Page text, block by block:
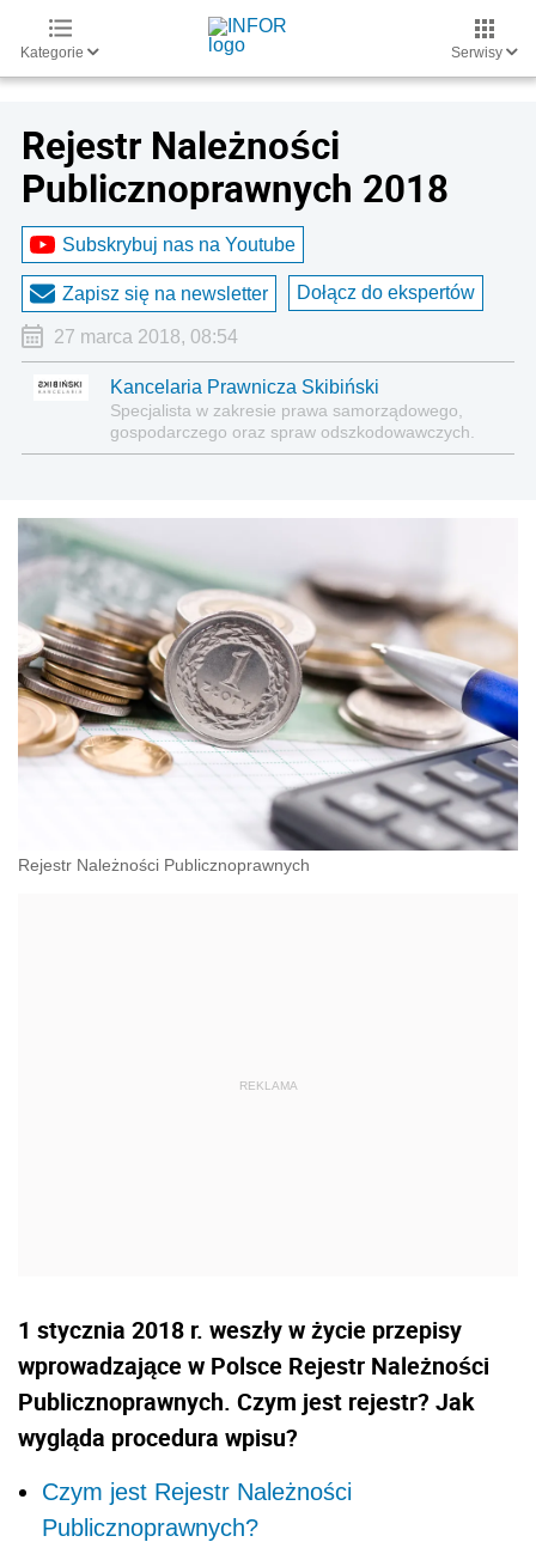
Kategorie Serwisy
Rejestr Należności
Publicznoprawnych 2018
Subskrybuj nas na Youtube
Zapisz się na newsletter Dołącz do ekspertów
27 marca 2018, 08:54
Kancelaria Prawnicza Skibiński
Specjalista w zakresie prawa samorządowego,
gospodarczego oraz spraw odszkodowawczych.
Kancelaria prowadzi blog prawniczy „Filiżanka
Rejestr Należności Publicznoprawnych
1 stycznia 2018 r. weszły w życie przepisy
wprowadzające w Polsce Rejestr Należności
Publicznoprawnych. Czym jest rejestr? Jak
wygląda procedura wpisu?
Czym jest Rejestr Należności
Publicznoprawnych?